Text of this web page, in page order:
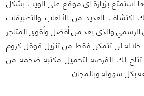
استمتع بزيارة أي موقع على الويب بشكل
العديد من الألعاب والتطبيقات
الرسمي والذي يعد من أفضل وأقوى المتاجر
لن تتمكن فقط من تنزيل قوقل كروم
لك الفرصة لتحميل مكتبة ضخمة من
بكل سهولة وبالمجان.